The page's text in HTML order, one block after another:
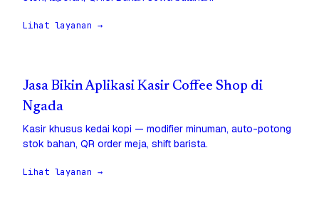
Lihat layanan →
Jasa Bikin Aplikasi Kasir Coffee Shop di
Ngada
Kasir khusus kedai kopi — modifier minuman, auto-potong
stok bahan, QR order meja, shift barista.
Lihat layanan →